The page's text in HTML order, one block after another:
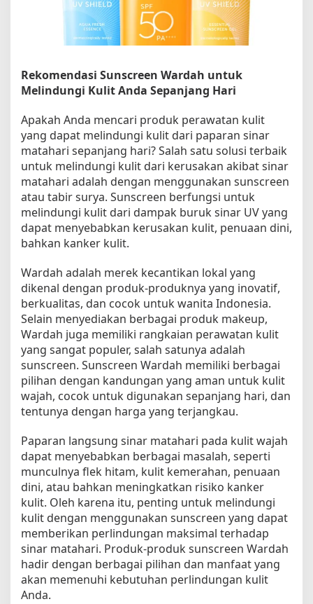
n
c
r
e
n
a
r
a
h
u
n
t
u
k
e
r
l
i
n
d
u
n
g
a
n
u
l
i
:
V
a
r
i
a
n
Rekomendasi Sunscreen Wardah untuk
Melindungi Kulit Anda Sepanjang Hari
Apakah Anda mencari produk perawatan kulit
yang dapat melindungi kulit dari paparan sinar
matahari sepanjang hari? Salah satu solusi terbaik
untuk melindungi kulit dari kerusakan akibat sinar
matahari adalah dengan menggunakan sunscreen
atau tabir surya. Sunscreen berfungsi untuk
melindungi kulit dari dampak buruk sinar UV yang
dapat menyebabkan kerusakan kulit, penuaan dini,
bahkan kanker kulit.
Wardah adalah merek kecantikan lokal yang
dikenal dengan produk-produknya yang inovatif,
berkualitas, dan cocok untuk wanita Indonesia.
Selain menyediakan berbagai produk makeup,
Wardah juga memiliki rangkaian perawatan kulit
yang sangat populer, salah satunya adalah
sunscreen. Sunscreen Wardah memiliki berbagai
pilihan dengan kandungan yang aman untuk kulit
wajah, cocok untuk digunakan sepanjang hari, dan
tentunya dengan harga yang terjangkau.
Paparan langsung sinar matahari pada kulit wajah
dapat menyebabkan berbagai masalah, seperti
munculnya flek hitam, kulit kemerahan, penuaan
dini, atau bahkan meningkatkan risiko kanker
kulit. Oleh karena itu, penting untuk melindungi
kulit dengan menggunakan sunscreen yang dapat
memberikan perlindungan maksimal terhadap
sinar matahari. Produk-produk sunscreen Wardah
hadir dengan berbagai pilihan dan manfaat yang
akan memenuhi kebutuhan perlindungan kulit
Anda.